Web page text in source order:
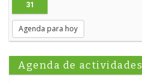
31
Agenda para hoy
Agenda de actividades